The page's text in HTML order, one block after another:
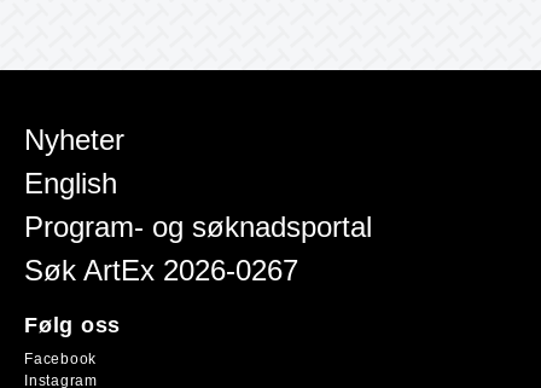
Nyheter
English
Program- og søknadsportal
Søk ArtEx 2026-0267
Følg oss
Facebook
Instagram